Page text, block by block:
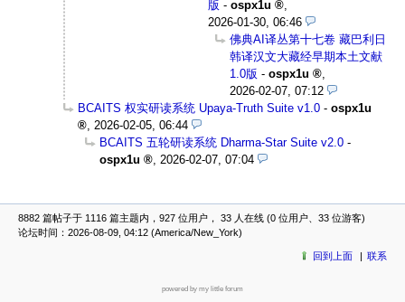
版 - ospx1u
2026-01-30, 06:46
佛典AI译丛第十七卷 藏巴利日
韩译汉文大藏经早期本土文献
1.0版 - ospx1u
2026-02-07, 07:12
BCAITS 权实研读系统 Upaya-Truth Suite v1.0 - ospx1u
2026-02-05, 06:44
BCAITS 五轮研读系统 Dharma-Star Suite v2.0 -
ospx1u
2026-02-07, 07:04
8882 篇帖子于 1116 篇主题内，927 位用户， 33 人在线 (0 位用户、33 位游客)
论坛时间：2026-08-09, 04:12 (America/New_York)
回到上面 联系
powered by my little forum